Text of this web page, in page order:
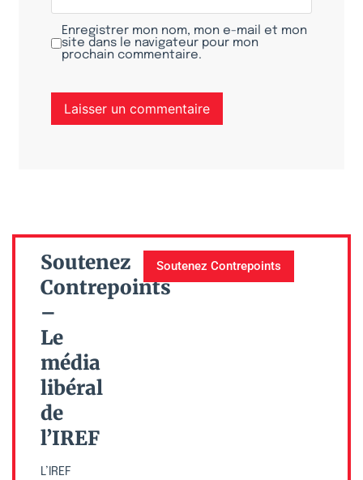
Enregistrer mon nom, mon e-mail et mon
site dans le navigateur pour mon
prochain commentaire.
Soutenez
Contrepoints
–
Le
média
libéral
de
l’IREF
L’IREF
Soutenez Contrepoints